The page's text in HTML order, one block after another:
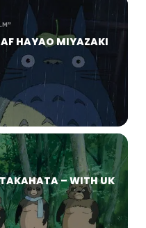
HAYAO MIYAZAKI
– WITH UK